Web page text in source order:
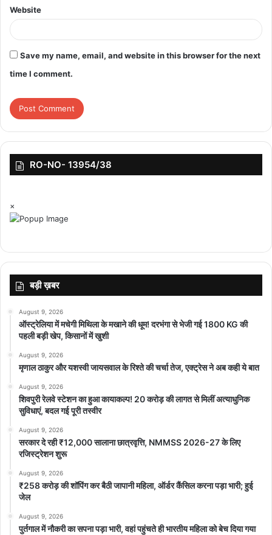
Website
Save my name, email, and website in this browser for the next
time I comment.
RO-NO- 13954/38
×
बड़ी ख़बर
August 9, 2026
ऑस्ट्रेलिया में मचेगी मिथिला के मखाने की धूम! दरभंगा से भेजी गई 1800 KG की
पहली बड़ी खेप, किसानों में खुशी
August 9, 2026
मृणाल ठाकुर और यशस्वी जायसवाल के रिश्ते की चर्चा तेज, एक्ट्रेस ने अब कही ये बात
August 9, 2026
शिवपुरी रेलवे स्टेशन का हुआ कायाकल्प! 20 करोड़ की लागत से मिलीं अत्याधुनिक
सुविधाएं, बदल गई पूरी तस्वीर
August 9, 2026
सरकार दे रही ₹12,000 सालाना छात्रवृत्ति, NMMSS 2026-27 के लिए
रजिस्ट्रेशन शुरू
August 9, 2026
₹258 करोड़ की शॉपिंग कर बैठी जापानी महिला, ऑर्डर कैंसिल करना पड़ा भारी; हुई
जेल
August 9, 2026
पुर्तगाल में नौकरी का सपना पड़ा भारी, वहां पहुंचते ही भारतीय महिला को बेच दिया गया